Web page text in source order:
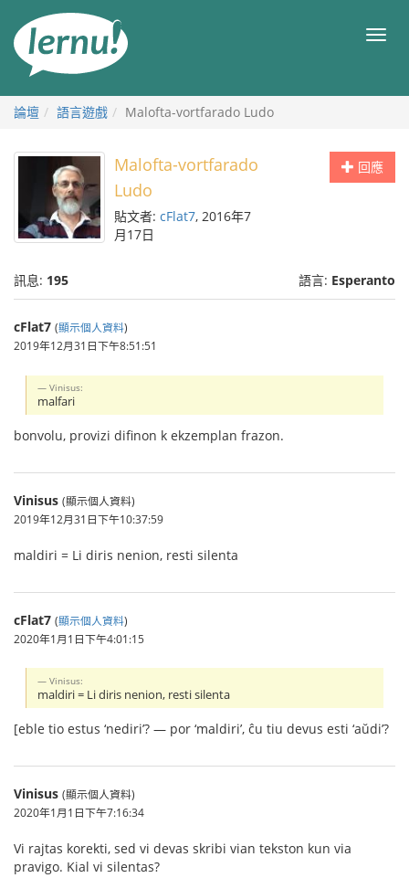
目
論壇 語言遊戲 Malofta-vortfarado Ludo
回應
Malofta-vortfarado
Ludo
貼文者: cFlat7, 2016年7
月17日
訊息: 195 語言: Esperanto
cFlat7 (顯示個人資料)
2019年12月31日下午8:51:51
Vinisus:
malfari
bonvolu, provizi difinon k ekzemplan frazon.
Vinisus (顯示個人資料)
2019年12月31日下午10:37:59
maldiri = Li diris nenion, resti silenta
cFlat7 (顯示個人資料)
2020年1月1日下午4:01:15
Vinisus:
maldiri = Li diris nenion, resti silenta
[eble tio estus ‘nediri’? — por ‘maldiri’, ĉu tiu devus esti ‘aŭdi’?
Vinisus (顯示個人資料)
2020年1月1日下午7:16:34
Vi rajtas korekti, sed vi devas skribi vian tekston kun via
pravigo. Kial vi silentas?